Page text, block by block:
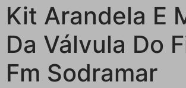
Kit Arandela E
Da Válvula Do
Fm Sodramar